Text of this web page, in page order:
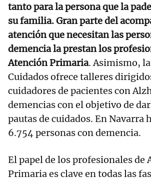
tanto para la persona que la
su familia. Gran parte del
atención que necesitan las
demencia la prestan los
Atención Primaria. Asimismo,
Cuidados ofrece talleres
cuidadores de pacientes con
demencias con el objetivo de
pautas de cuidados. En Navarra
6.754 personas con demencia.
El papel de los profesionales de
Primaria es clave en todas las